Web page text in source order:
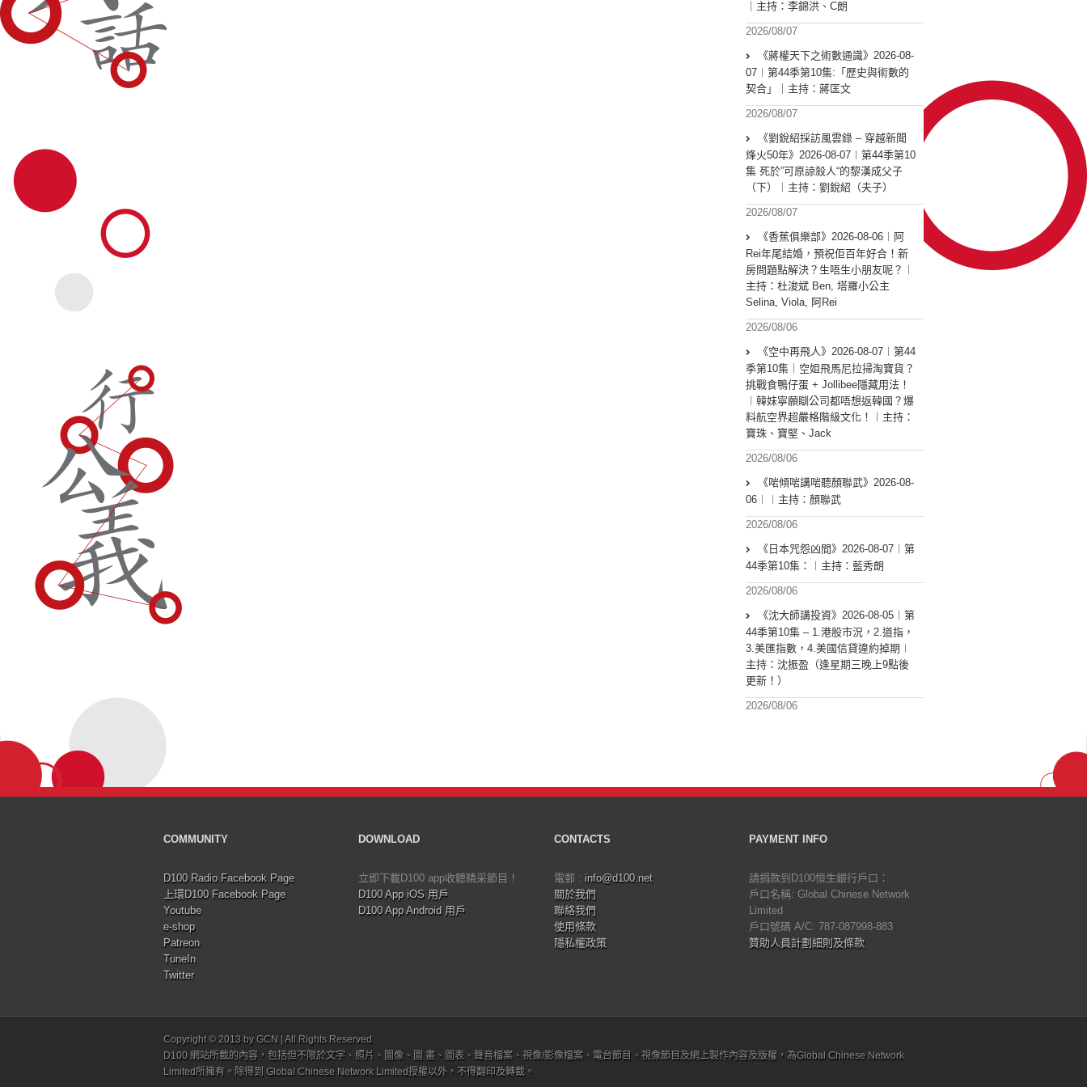
｜主持：李錦洪、C朗
2026/08/07
《蔣權天下之術數通識》2026-08-
07︱第44季第10集:「歴史與術數的
契合」｜主持：蔣匡文
2026/08/07
《劉銳紹採訪風雲錄 – 穿越新聞
烽火50年》2026-08-07︱第44季第10
集 死於”可原諒殺人“的黎漢成父子
（下）︱主持：劉銳紹（夫子）
2026/08/07
《香蕉俱樂部》2026-08-06︱阿
Rei年尾結婚，預祝佢百年好合！新
房問題點解決？生唔生小朋友呢？︱
主持：杜浚斌 Ben, 塔羅小公主
Selina, Viola, 阿Rei
2026/08/06
《空中再飛人》2026-08-07︱第44
季第10集｜空姐飛馬尼拉掃淘寶貨？
挑戰食鴨仔蛋 + Jollibee隱藏用法！
︱韓妹寧願瞓公司都唔想返韓國？爆
料航空界超嚴格階級文化！︱主持：
寶珠、寶堅、Jack
2026/08/06
《啱傾啱講啱聽顏聯武》2026-08-
06︱︱主持：顏聯武
2026/08/06
《日本咒怨凶間》2026-08-07︱第
44季第10集：︱主持：藍秀朗
2026/08/06
《沈大師講投資》2026-08-05︱第
44季第10集 – 1.港股市況，2.道指，
3.美匯指數，4.美國信貸違約掉期︱
主持：沈振盈（逢星期三晚上9點後
更新！）
2026/08/06
COMMUNITY
D100 Radio Facebook Page
上環D100 Facebook Page
Youtube
e-shop
Patreon
TuneIn
Twitter
DOWNLOAD
立即下載D100 app收聽精采節目！
D100 App iOS 用戶
D100 App Android 用戶
CONTACTS
電郵 : info@d100.net
關於我們
聯絡我們
使用條款
隱私權政策
PAYMENT INFO
請捐款到D100恒生銀行戶口：
戶口名稱: Global Chinese Network
Limited
戶口號碼 A/C: 787-087998-883
贊助人員計劃細則及條款
Copyright © 2013 by GCN | All Rights Reserved
D100 網站所載的內容，包括但不限於文字、照片、圖像、圖 畫、圖表、聲音檔案、視像/影像檔案、電台節目、視像節目及網上製作內容及版權，為Global Chinese Network
Limited所擁有。除得到 Global Chinese Network Limited授權以外，不得翻印及轉載。